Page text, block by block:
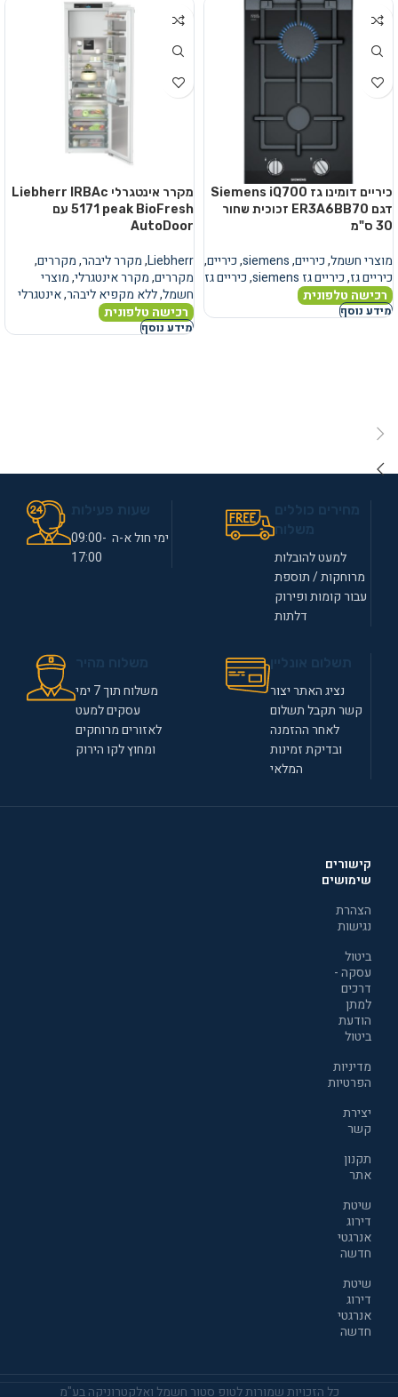
כיריים דומינו גז Siemens iQ700
דגם ER3A6BB70 זכוכית שחור
30 ס"מ
מוצרי חשמל,כיריים,
siemens
,כיריים,
כיריים גז,כיריים גז siemens ,כיריים גז
רכישה טלפונית
מידע נוסף
מקרר אינטגרלי Liebherr IRBAc
5171 peak BioFresh עם
AutoDoor
Liebherr
,מקרר ליבהר,מקררים,
מקררים,מקרר אינטגרלי,מוצרי
חשמל,ללא מקפיא ליבהר,אינטגרלי
רכישה טלפונית
מידע נוסף
למעט להובלות
מרוחקות / תוספת
עבור קומות ופירוק
דלתות
ימי חול א-ה 09:00-
17:00
נציג האתר יצור
קשר תקבל תשלום
לאחר ההזמנה
ובדיקת זמינות
המלאי
משלוח תוך 7 ימי
עסקים למעט
לאזורים מרוחקים
ומחוץ לקו הירוק
קישורים
שימושים
הצהרת
נגישות
ביטול
עסקה -
דרכים
למתן
הודעת
ביטול
מדיניות
הפרטיות
יצירת
קשר
תקנון
אתר
שיטת
דירוג
אנרגטי
חדשה
שיטת
דירוג
אנרגטי
חדשה
כל הזכויות שמורות לטופ סטור חשמל ואלקטרוניקה בע"מ